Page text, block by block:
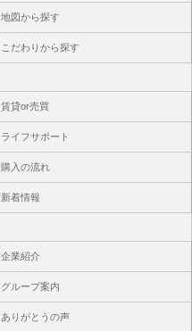
地図から探す
こだわりから探す
賃貸or売買
ライフサポート
購入の流れ
新着情報
企業紹介
グループ案内
ありがとうの声